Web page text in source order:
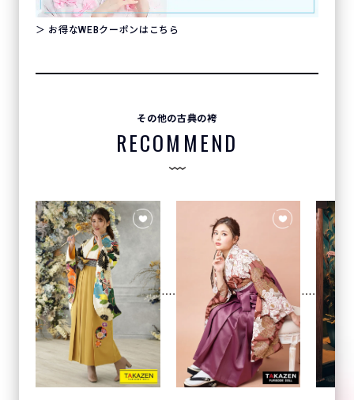
＞ お得なWEBクーポンはこちら
その他の古典の袴
RECOMMEND